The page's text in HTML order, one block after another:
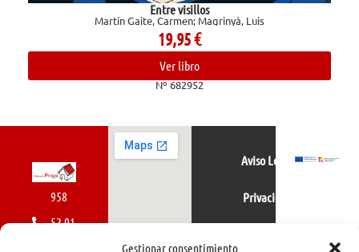
Gestionar consentimiento
Entre visillos
Martín Gaite, Carmen; Magrinyà, Luis
19,95€
Ver libro
Nº 682952
958
52 01
Aviso Legal
Privacidad